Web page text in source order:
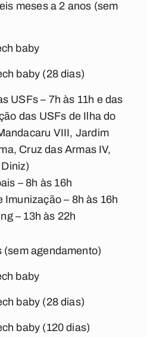
meses a 2 anos (sem
baby
baby (28 dias)
USFs – 7h às 11h e das
das USFs de Ilha do
VIII, Jardim
Cruz das Armas IV,
– 8h às 16h
Imunização – 8h às 16h
– 13h às 22h
(sem agendamento)
baby
baby (28 dias)
baby (120 dias)